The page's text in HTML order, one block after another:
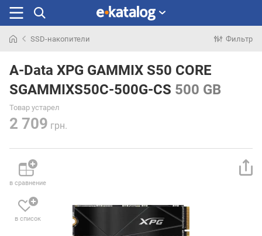
раньше
SSD-накопители Фильтр
A-Data XPG GAMMIX S50 CORE
SGAMMIXS50C-500G-CS 500 GB
Товар устарел
2 709 грн.
в сравнение
в список